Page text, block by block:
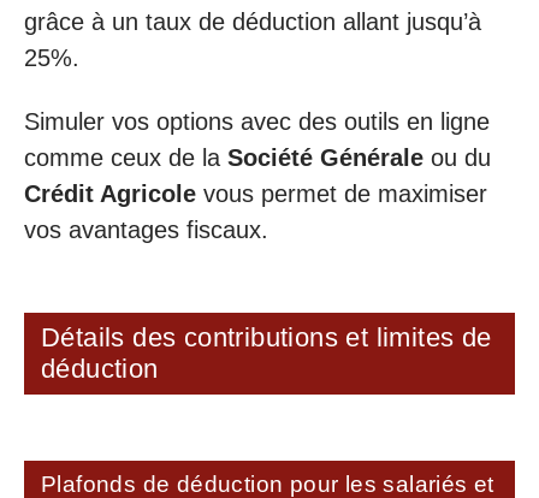
grâce à un taux de déduction allant jusqu’à
25%.
Simuler vos options avec des outils en ligne
comme ceux de la Société Générale ou du
Crédit Agricole vous permet de maximiser
vos avantages fiscaux.
Détails des contributions et limites de
déduction
Plafonds de déduction pour les salariés et